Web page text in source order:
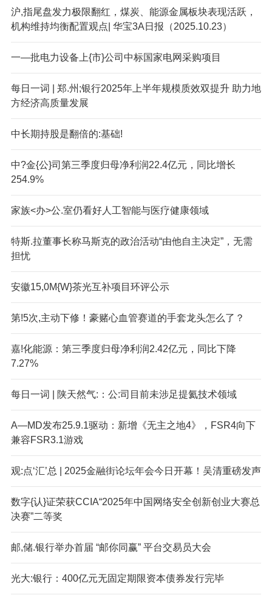
沪,指尾盘发力极限翻红，煤炭、能源金属板块表现活跃，
机构维持均衡配置观点| 华宝3A日报（2025.10.23）
一—批电力设备上{市}公司中标国家电网采购项目
每日一词 | 郑.州;银行2025年上半年规模质效双提升 助力地
方经济高质量发展
中长期持股是翻倍的:基础!
中?金{公}司第三季度归母净利润22.4亿元，同比增长
254.9%
家族<办>公.室仍看好人工智能与医疗健康领域
特斯.拉董事长称马斯克的政治活动“由他自主决定”，无需
担忧
安徽15,0M{W}茶光互补项目环评公示
第!5次,主动下修！豪赌心血管赛道的手套龙头怎么了？
嘉!化能源：第三季度归母净利润2.42亿元，同比下降
7.27%
每日一词 | 陕天然气:：公:司目前未涉足提氦技术领域
A—MD发布25.9.1驱动：新增《无主之地4》，FSR4向下
兼容FSR3.1游戏
观:点‘汇’总 | 2025金融街论坛年会今日开幕！吴清重磅发声
数字{认}证荣获CCIA“2025年中国网络安全创新创业大赛总
决赛”二等奖
邮,储.银行举办首届 “邮你同赢” 平台交易员大会
光大:银行：400亿元无固定期限资本债券发行完毕